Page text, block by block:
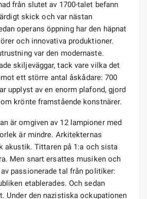
från slutet av 1700-talet befann
skick och var nästan
operans öppning har den häpnat
och innovativa produktioner.
var den modernaste.
skiljeväggar, tack vare vilka det
ett större antal åskådare: 700
upplyst av en enorm plafond, gjord
krönte framstående konstnärer.
är omgiven av 12 lampioner med
är mindre. Arkitekternas
akustik. Tittaren på 1:a och sista
Men snart ersattes musiken och
passionerade tal från politiker:
etablerades. Och sedan
Under den nazistiska ockupationen